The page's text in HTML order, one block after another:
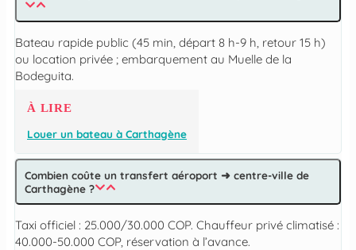
Bateau rapide public (45 min, départ 8 h-9 h, retour 15 h)
ou location privée ; embarquement au Muelle de la
Bodeguita.
À LIRE
Louer un bateau à Carthagène
Combien coûte un transfert aéroport ➜ centre-ville de
Carthagène ?
Taxi officiel : 25.000/30.000 COP. Chauffeur privé climatisé :
40.000-50.000 COP, réservation à l’avance.